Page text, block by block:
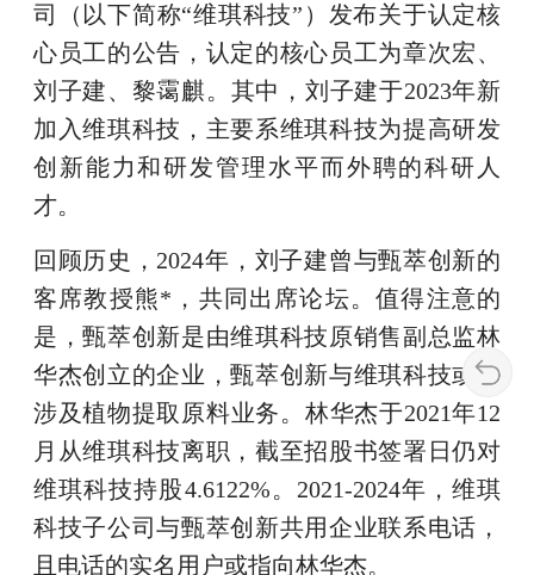
司（以下简称“维琪科技”）发布关于认定核
心员工的公告，认定的核心员工为章次宏、
刘子建、黎霭麒。其中，刘子建于2023年新
加入维琪科技，主要系维琪科技为提高研发
创新能力和研发管理水平而外聘的科研人
才。
回顾历史，2024年，刘子建曾与甄萃创新的
客席教授熊*，共同出席论坛。值得注意的
是，甄萃创新是由维琪科技原销售副总监林
华杰创立的企业，甄萃创新与维琪科技或均
涉及植物提取原料业务。林华杰于2021年12
月从维琪科技离职，截至招股书签署日仍对
维琪科技持股4.6122%。2021-2024年，维琪
科技子公司与甄萃创新共用企业联系电话，
且电话的实名用户或指向林华杰。